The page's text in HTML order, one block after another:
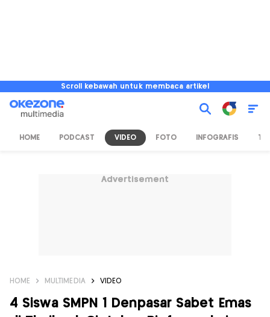
Scroll kebawah untuk membaca artikel
HOME PODCAST VIDEO FOTO INFOGRAFIS TV
Advertisement
HOME MULTIMEDIA VIDEO
4 Siswa SMPN 1 Denpasar Sabet Emas